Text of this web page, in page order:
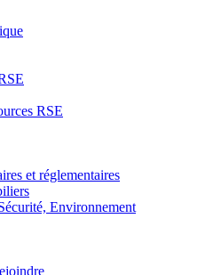
RSE
et réglementaires
Environnement